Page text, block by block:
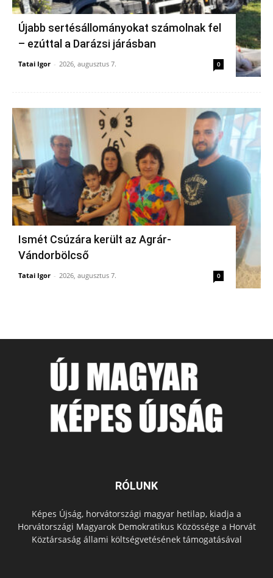
Újabb sertésállományokat számolnak fel
– ezúttal a Darázsi járásban
Tatai Igor - 2026, augusztus 7. 0
Ismét Csúzára került az Agrár-
Vándorbölcső
Tatai Igor - 2026, augusztus 7. 0
RÓLUNK
Képes Újság, horvátországi magyar hetilap, kiadja a
Horvátországi Magyarok Demokratikus Közössége a Horvát
Köztársaság állami költségvetésének támogatásával